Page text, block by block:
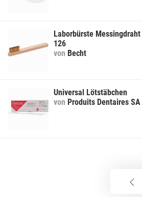
Laborbürste Messingdraht
126
von Becht
Universal Lötstäbchen
von Produits Dentaires SA